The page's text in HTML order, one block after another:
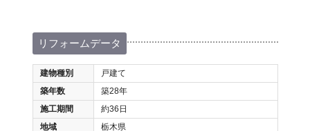
リフォームデータ
建物種別
戸建て
築年数
築28年
施工期間
約36日
地域
栃木県